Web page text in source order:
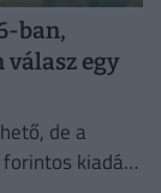
ban,
egy
de a
kiadás